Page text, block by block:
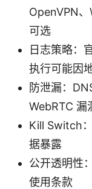
OpenVPN
可选
日志策略：
执行可能因
防泄漏：
WebRTC 漏
Kill Switch
据暴露
公开透明性
使用条款